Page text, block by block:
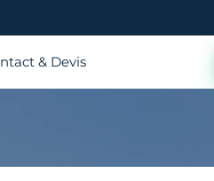
& Devis